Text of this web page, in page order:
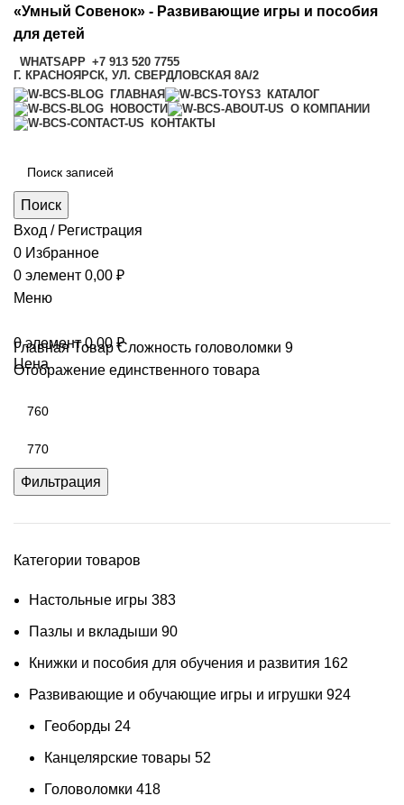
«Умный Совенок» - Развивающие игры и пособия
для детей
WHATSAPP +7 913 520 7755
Г. КРАСНОЯРСК, УЛ. СВЕРДЛОВСКАЯ 8А/2
ГЛАВНАЯ
КАТАЛОГ
НОВОСТИ
О КОМПАНИИ
КОНТАКТЫ
Поиск
Вход / Регистрация
0 Избранное
0 элемент 0,00 ₽
Меню
0элемент 0,00 ₽
ГлавнаяТовар Сложность головоломки 9
Отображение единственного товара
Цена
Фильтрация
Категории товаров
Настольные игры 383
Пазлы и вкладыши 90
Книжки и пособия для обучения и развития 162
Развивающие и обучающие игры и игрушки 924
Геоборды 24
Канцелярские товары 52
Головоломки 418